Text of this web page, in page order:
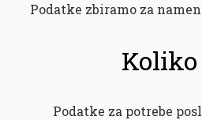
Podatke zbiramo za
Podatke za potrebe